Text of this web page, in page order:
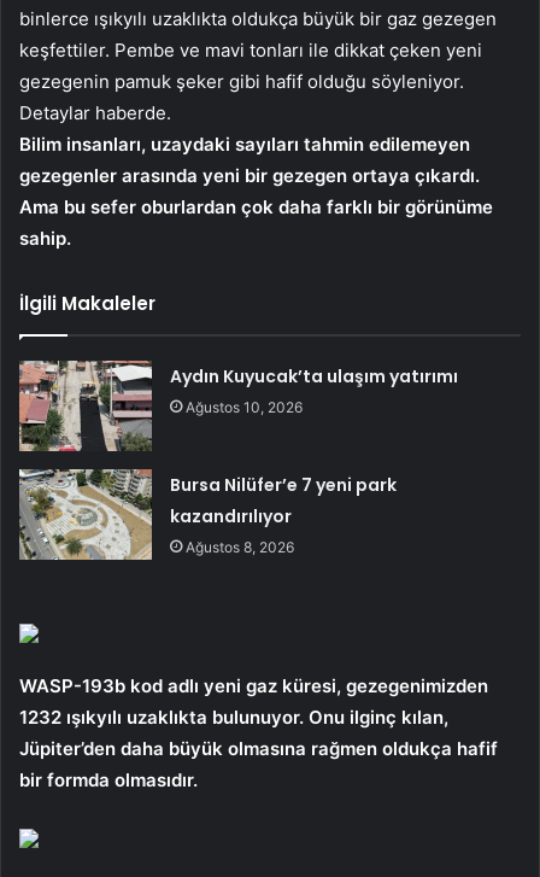
binlerce ışıkyılı uzaklıkta oldukça büyük bir gaz gezegen
keşfettiler. Pembe ve mavi tonları ile dikkat çeken yeni
gezegenin pamuk şeker gibi hafif olduğu söyleniyor.
Detaylar haberde.
Bilim insanları, uzaydaki sayıları tahmin edilemeyen
gezegenler arasında yeni bir gezegen ortaya çıkardı.
Ama bu sefer oburlardan çok daha farklı bir görünüme
sahip.
İlgili Makaleler
Aydın Kuyucak’ta ulaşım yatırımı
Ağustos 10, 2026
Bursa Nilüfer’e 7 yeni park
kazandırılıyor
Ağustos 8, 2026
WASP-193b kod adlı yeni gaz küresi, gezegenimizden
1232 ışıkyılı uzaklıkta bulunuyor. Onu ilginç kılan,
Jüpiter’den daha büyük olmasına rağmen oldukça hafif
bir formda olmasıdır.